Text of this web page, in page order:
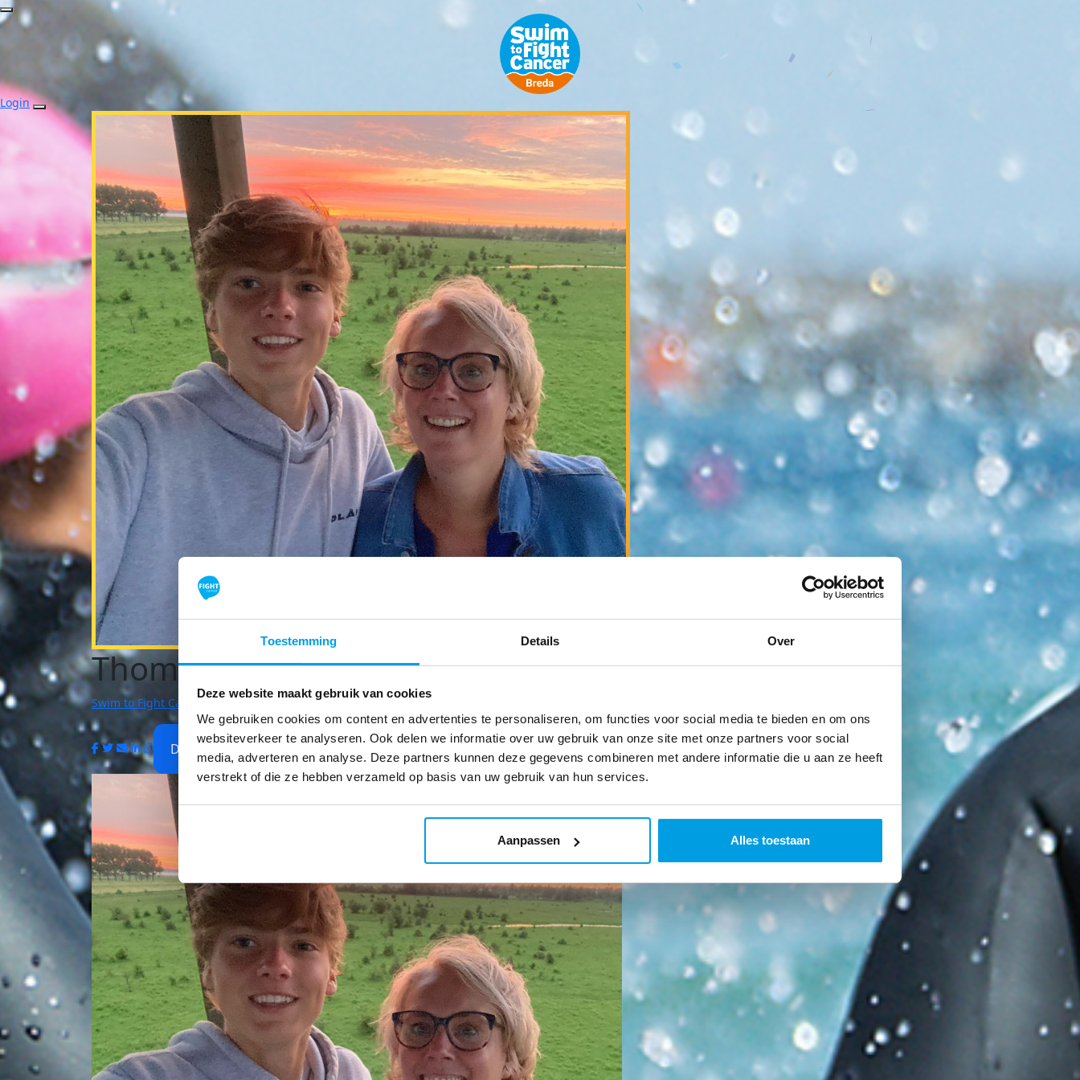
Toestemming Details Over
Deze website maakt gebruik van cookies
We gebruiken cookies om content en advertenties te personaliseren, om functies voor social media te bieden en om ons
websiteverkeer te analyseren. Ook delen we informatie over uw gebruik van onze site met onze partners voor social
media, adverteren en analyse. Deze partners kunnen deze gegevens combineren met andere informatie die u aan ze heeft
verstrekt of die ze hebben verzameld op basis van uw gebruik van hun services.
Aanpassen Alles toestaan
Login
Thomas Briel
Swim to Fight Cancer | Breda
De Witte Rozen